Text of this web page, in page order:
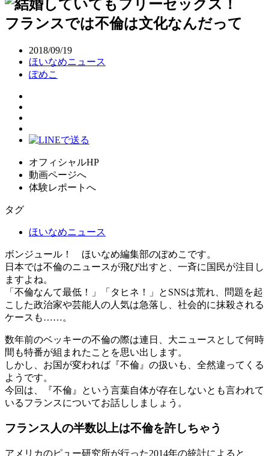
2018/09/19
ほいなめニュース
ぽめこ
オフィシャルHP
動画ページへ
体験レポートへ
タグ
ほいなめニュース
ボンジュール！ ほいなめ編集部のぽめこ です。
日本では不倫のニュースが飛び出すと、一斉に国民が注目し
ますよね。
「不倫なんて最低！」「タヒネ！」
とSNSは荒れ、問題を起
こした政治家や芸能人の人気は急落し、社会的に抹殺される
ケースも……。
数年前のベッキーの不倫の際は連日、大ニュースとして何時
間も特番が組まれたことを思い出します。
しかし、お国が変われば 『不倫』 の扱いも、全然違ってくる
ようです。
今回は、
『不倫』 という言葉自体が存在しないとも言われて
いるフランスについてお話ししましょう。
フランス人の半数以上は不倫を許しちゃう
アメリカのピュー研究所が行った2014年の統計によると、